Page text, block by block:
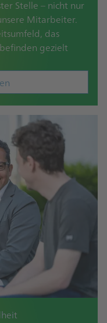
Stelle – nicht nur
Mitarbeiter.
das
gezielt